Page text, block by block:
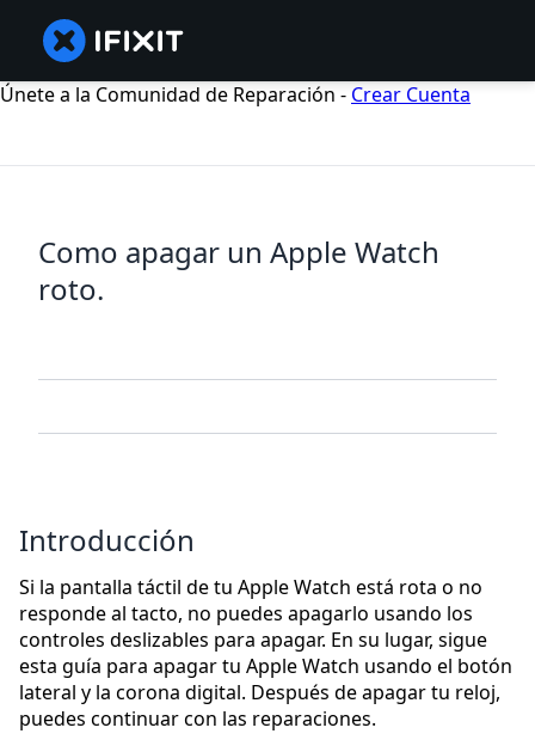
Únete a la Comunidad de Reparación - Crear Cuenta
Como apagar un Apple Watch
roto.
Introducción
Si la pantalla táctil de tu Apple Watch está rota o no
responde al tacto, no puedes apagarlo usando los
controles deslizables para apagar. En su lugar, sigue
esta guía para apagar tu Apple Watch usando el botón
lateral y la corona digital. Después de apagar tu reloj,
puedes continuar con las reparaciones.